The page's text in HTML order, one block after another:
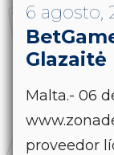
6 agosto,
Malta.- 06
proveedor